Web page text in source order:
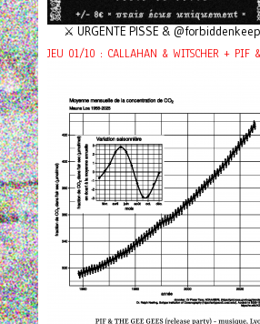
⚔️ URGENTE PISSE &
JEU 01/10 : CALLAHAN & WITSCHER + PIF